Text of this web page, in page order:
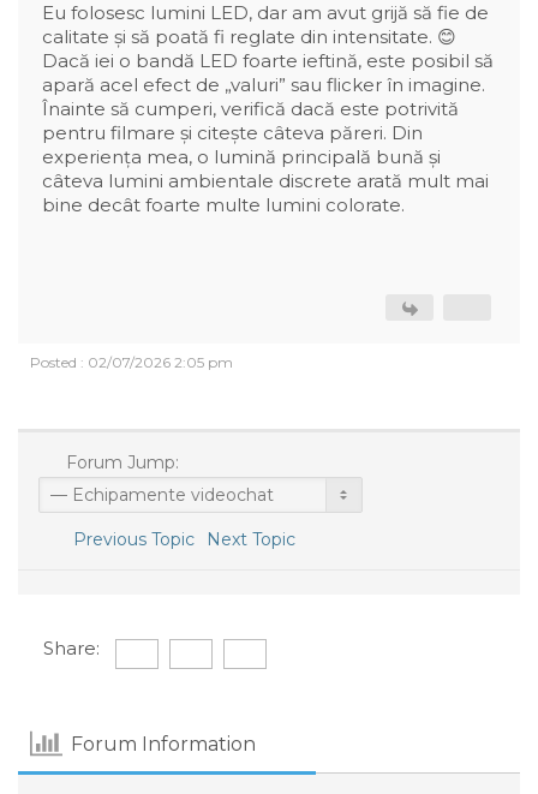
Eu folosesc lumini LED, dar am avut grijă să fie de
calitate și să poată fi reglate din intensitate. 😊
Dacă iei o bandă LED foarte ieftină, este posibil să
apară acel efect de „valuri” sau flicker în imagine.
Înainte să cumperi, verifică dacă este potrivită
pentru filmare și citește câteva păreri. Din
experiența mea, o lumină principală bună și
câteva lumini ambientale discrete arată mult mai
bine decât foarte multe lumini colorate.
Posted : 02/07/2026 2:05 pm
Forum Jump:
Previous Topic Next Topic
Share:
Forum Information